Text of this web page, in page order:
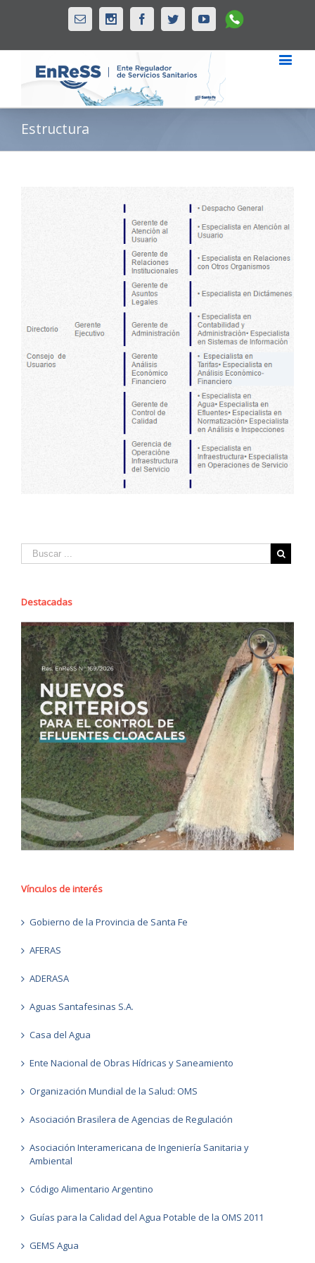
Email InstagramFacebookTwitterYoutubeWhatsapp
Estructura
Destacadas
Vínculos de interés
Gobierno de la Provincia de Santa Fe
AFERAS
ADERASA
Aguas Santafesinas S.A.
Casa del Agua
Ente Nacional de Obras Hídricas y Saneamiento
Organización Mundial de la Salud: OMS
Asociación Brasilera de Agencias de Regulación
Asociación Interamericana de Ingeniería Sanitaria y
Ambiental
Código Alimentario Argentino
Guías para la Calidad del Agua Potable de la OMS 2011
GEMS Agua